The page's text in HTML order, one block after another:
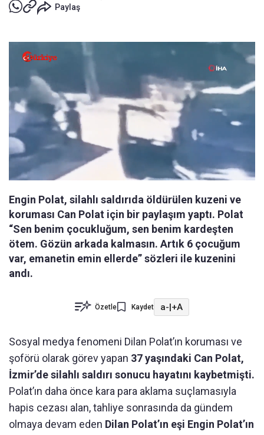
Paylaş
Engin Polat, silahlı saldırıda öldürülen kuzeni ve
koruması Can Polat için bir paylaşım yaptı. Polat
“Sen benim çocukluğum, sen benim kardeşten
ötem. Gözün arkada kalmasın. Artık 6 çocuğum
var, emanetin emin ellerde” sözleri ile kuzenini
andı.
Özetle Kaydet a-|+A
Sosyal medya fenomeni Dilan Polat’ın koruması ve
şoförü olarak görev yapan 37 yaşındaki Can Polat,
İzmir’de silahlı saldırı sonucu hayatını kaybetmişti.
Polat’ın daha önce kara para aklama suçlamasıyla
hapis cezası alan, tahliye sonrasında da gündem
olmaya devam eden Dilan Polat’ın eşi Engin Polat’ın